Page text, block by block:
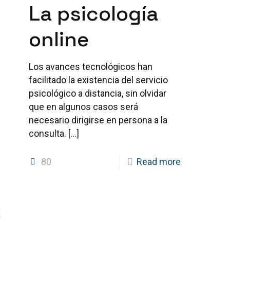
La psicología
online
Los avances tecnológicos han
facilitado la existencia del servicio
psicológico a distancia, sin olvidar
que en algunos casos será
necesario dirigirse en persona a la
consulta. […]
80 Read more